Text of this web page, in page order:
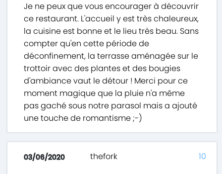
Je ne peux que vous encourager à découvrir
ce restaurant. L'accueil y est très chaleureux,
la cuisine est bonne et le lieu très beau. Sans
compter qu'en cette période de
déconfinement, la terrasse aménagée sur le
trottoir avec des plantes et des bougies
d'ambiance vaut le détour ! Merci pour ce
moment magique que la pluie n'a même
pas gaché sous notre parasol mais a ajouté
une touche de romantisme ;-)
03/06/2020 thefork 10